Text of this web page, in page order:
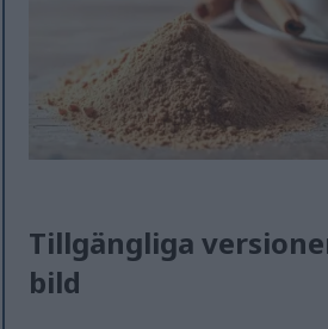
Tillgängliga
bild